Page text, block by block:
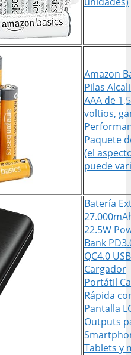
Amazon
Pilas
AAA de 1,5
voltios,
Paquete
(el
puede
Batería
22.5W
Bank
QC4.0
Cargador
Portátil
Rápida
Pantalla
Outputs
Tablets y